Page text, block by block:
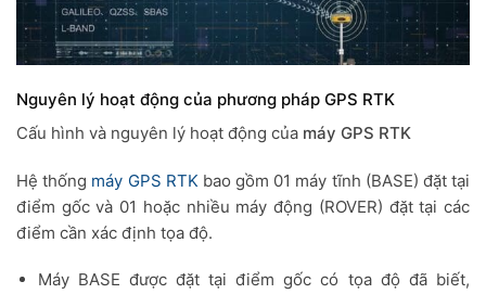
Nguyên lý hoạt động của phương pháp GPS RTK
Cấu hình và nguyên lý hoạt động của máy GPS RTK
Hệ thống máy GPS RTK bao gồm 01 máy tĩnh (BASE) đặt tại
điểm gốc và 01 hoặc nhiều máy động (ROVER) đặt tại các
điểm cần xác định tọa độ.
Máy BASE được đặt tại điểm gốc có tọa độ đã biết,